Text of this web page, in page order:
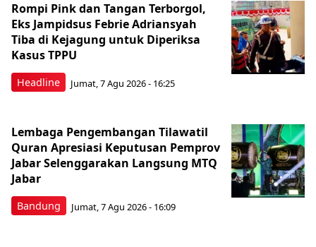
Headline
Rompi Pink dan Tangan Terborgol,
Eks Jampidsus Febrie Adriansyah
Tiba di Kejagung untuk Diperiksa
Kasus TPPU
Jumat, 7 Agu 2026 - 16:25
Bandung
Lembaga Pengembangan Tilawatil
Quran Apresiasi Keputusan Pemprov
Jabar Selenggarakan Langsung MTQ
Jabar
Jumat, 7 Agu 2026 - 16:09